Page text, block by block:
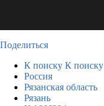
Поделиться
К поиску К поиску
Россия
Рязанская область
Рязань